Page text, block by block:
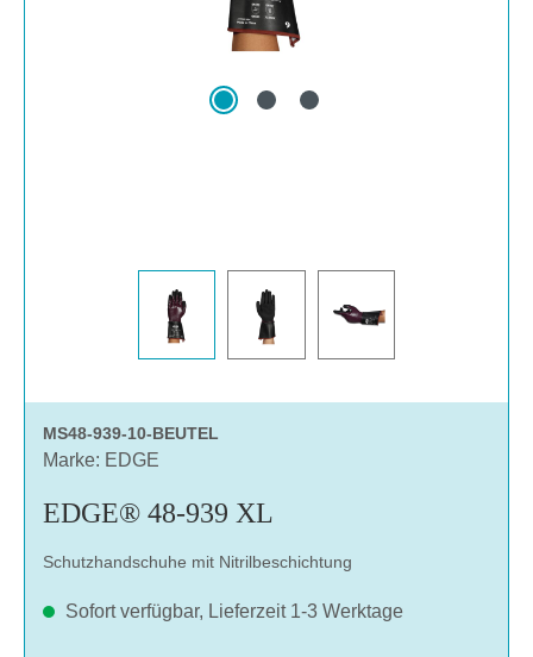
MS48-939-10-BEUTEL
Marke: EDGE
EDGE® 48-939 XL
Schutzhandschuhe mit Nitrilbeschichtung
Sofort verfügbar, Lieferzeit 1-3 Werktage